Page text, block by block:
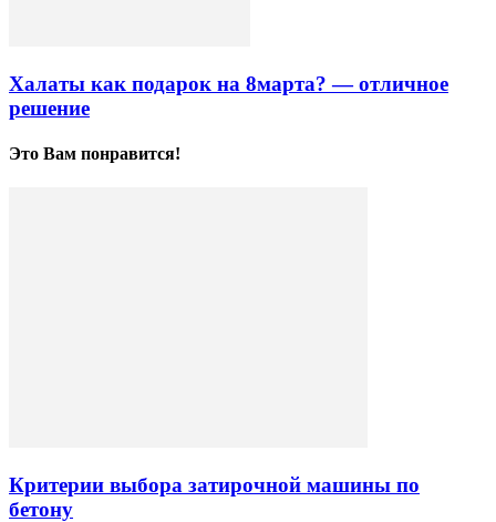
Халаты как подарок на 8марта? — отличное
решение
Это Вам понравится!
Критерии выбора затирочной машины по
бетону